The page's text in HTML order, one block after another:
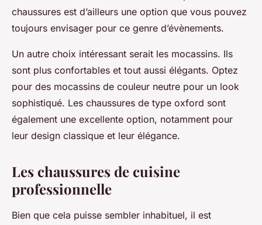
chaussures est d’ailleurs une option que vous pouvez
toujours envisager pour ce genre d’évènements.
Un autre choix intéressant serait les mocassins. Ils
sont plus confortables et tout aussi élégants. Optez
pour des mocassins de couleur neutre pour un look
sophistiqué. Les chaussures de type oxford sont
également une excellente option, notamment pour
leur design classique et leur élégance.
Les chaussures de cuisine
professionnelle
Bien que cela puisse sembler inhabituel, il est